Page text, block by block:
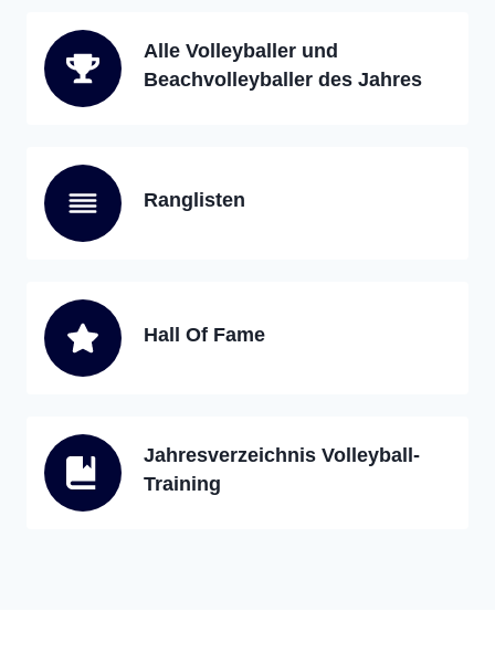
Alle Volleyballer und
Beachvolleyballer des Jahres
Ranglisten
Hall Of Fame
Jahresverzeichnis Volleyball-
Training